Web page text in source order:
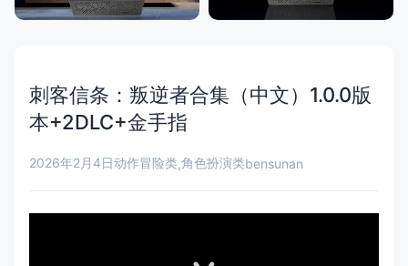
刺客信条：叛逆者合集（中文）1.0.0版
本+2DLC+金手指
2026年2月4日动作冒险类,角色扮演类bensunan